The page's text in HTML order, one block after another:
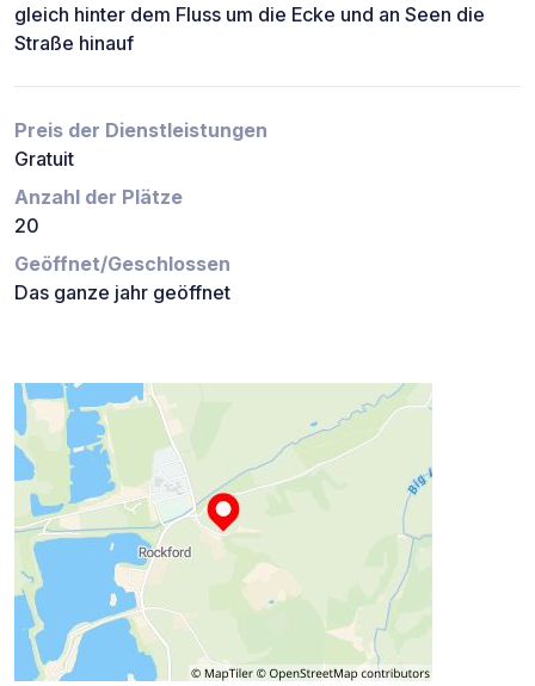
gleich hinter dem Fluss um die Ecke und an Seen die
Straße hinauf
Preis der Dienstleistungen
Gratuit
Anzahl der Plätze
20
Geöffnet/Geschlossen
Das ganze jahr geöffnet